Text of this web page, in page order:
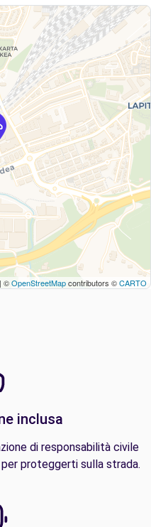
| ©OpenStreetMapcontributors ©CARTO
inclusa
di responsabilità civile
proteggerti sulla strada.